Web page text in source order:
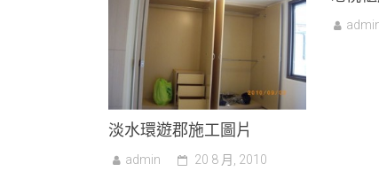
淡水環遊郡施工圖片
admin 20 8 月, 2010